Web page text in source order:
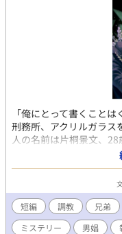
「俺にとって書くこと
刑務所、アクリルガラス
人の名前は片桐景文、
事件の関係者だ。 刑務
下の非凡な弟、片桐亮と
り一世を風靡した亮と
は……。 （弟×兄/すれ違
（弟）×淫乱平凡クズ受
（@hakobera_105）様
短編 調教 兄弟
ミステリー
男娼